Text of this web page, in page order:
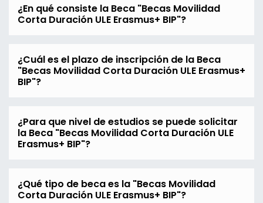
¿En qué consiste la Beca "Becas Movilidad
Corta Duración ULE Erasmus+ BIP"?
¿Cuál es el plazo de inscripción de la Beca
"Becas Movilidad Corta Duración ULE Erasmus+
BIP"?
¿Para que nivel de estudios se puede solicitar
la Beca "Becas Movilidad Corta Duración ULE
Erasmus+ BIP"?
¿Qué tipo de beca es la "Becas Movilidad
Corta Duración ULE Erasmus+ BIP"?